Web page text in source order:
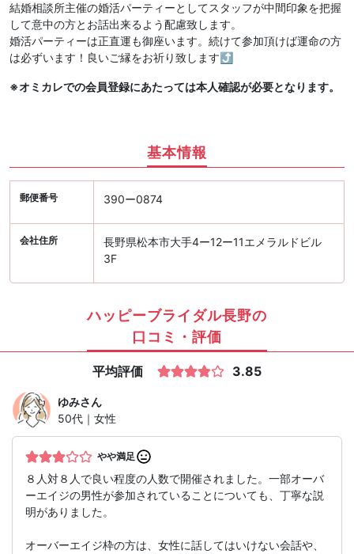
結婚相談所主催の婚活パーティーとしてスタッフが中間印象を把握
して意中の方とお話出来るよう配慮致します。
婚活パーティーは正直運も御座います。続けて参加頂けば運命の方
は必ずいます！良いご縁をお祈り致します⤴︎
※オミカレでの会員登録にあたっては本人確認が必要となります。
基本情報
郵便番号 390ー0874
会社住所
長野県松本市大手4ー12ー11エメラルドビル
3F
ハッピーブライダル長野の
口コミ・評価
平均評価 3.85
ゆみさん
50代｜女性
やや満足
８人対８人で良い程度の人数で開催されました。一部オーバ
ーエイジの男性が参加されていることについても、丁寧な説
明がありました。
オーバーエイジ枠の方は、女性に話してはいけない会話や、